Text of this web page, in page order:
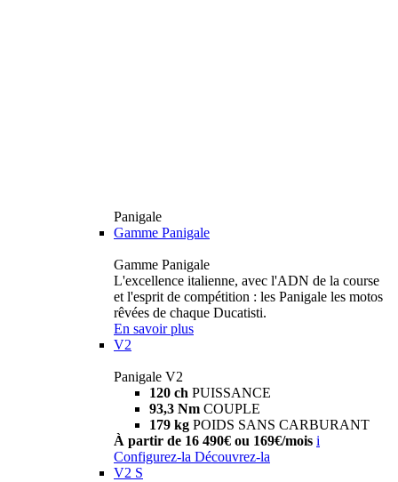
Panigale
Gamme Panigale
Gamme Panigale
L'excellence italienne, avec l'ADN de la course
et l'esprit de compétition : les Panigale les motos
rêvées de chaque Ducatisti.
En savoir plus
V2
Panigale V2
120 ch PUISSANCE
93,3 Nm COUPLE
179 kg POIDS SANS CARBURANT
À partir de 16 490€ ou 169€/mois i
Configurez-la Découvrez-la
V2 S